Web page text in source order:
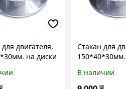
двигателя,
на диски
Стакан для
В наличии